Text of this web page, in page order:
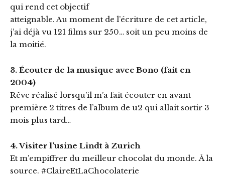
qui rend cet objectif
atteignable. Au moment de l’écriture de cet article,
j’ai déjà vu 121 films sur 250… soit un peu moins de
la moitié.
3. Écouter de la musique avec Bono (fait en
2004)
Rêve réalisé lorsqu’il m’a fait écouter en avant
première 2 titres de l’album de u2 qui allait sortir 3
mois plus tard…
4. Visiter l’usine Lindt à Zurich
Et m’empiffrer du meilleur chocolat du monde. À la
source. #ClaireEtLaChocolaterie